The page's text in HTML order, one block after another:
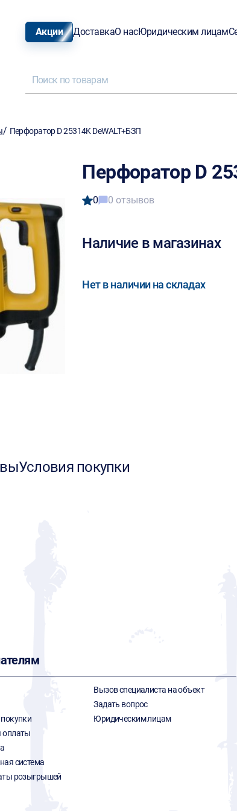
Акции ДоставкаО насЮридическим лицам
/ Перфоратор D 25314K DeWALT+БЗП
Перфоратор D
0 0 отзывов
Наличие в магазинах
Нет в наличии на складах
Условия покупки
оплаты
система
розыгрышей
Вызов специалиста на объект
Задать вопрос
Юридическим лицам